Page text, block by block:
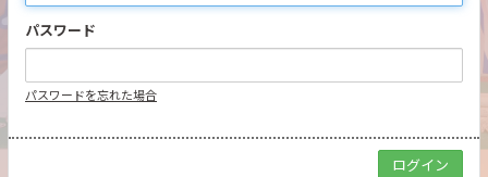
パスワード
パスワードを忘れた場合